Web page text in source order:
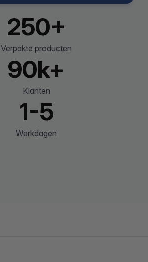
250+
Verpakte producten
90k+
Klanten
1-5
Werkdagen